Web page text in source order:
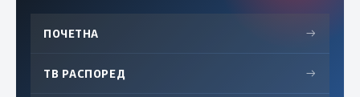
ПОЧЕТНА →
ТВ РАСПОРЕД →